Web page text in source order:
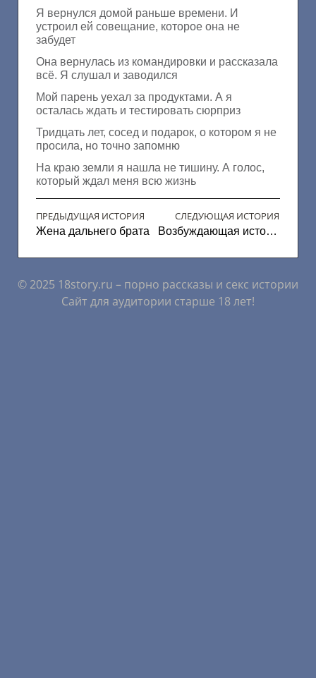
Я вернулся домой раньше времени. И
устроил ей совещание, которое она не
забудет
Она вернулась из командировки и рассказала
всё. Я слушал и заводился
Мой парень уехал за продуктами. А я
осталась ждать и тестировать сюрприз
Тридцать лет, сосед и подарок, о котором я не
просила, но точно запомню
На краю земли я нашла не тишину. А голос,
который ждал меня всю жизнь
ПРЕДЫДУЩАЯ ИСТОРИЯ
Жена дальнего брата
СЛЕДУЮЩАЯ ИСТОРИЯ
Возбуждающая история
© 2025 18story.ru – порно рассказы и секс истории
Сайт для аудитории старше 18 лет!